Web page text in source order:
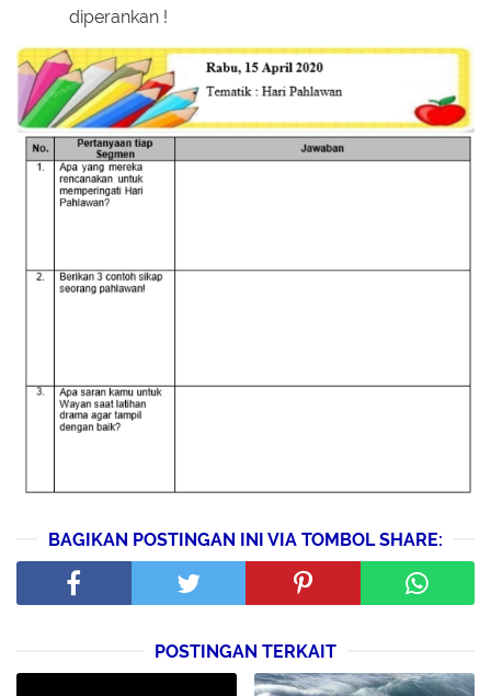
diperankan !
BAGIKAN POSTINGAN INI VIA TOMBOL SHARE:
POSTINGAN TERKAIT